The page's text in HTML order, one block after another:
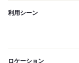
利用シーン
ロケーション